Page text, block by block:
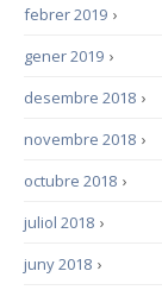
›
febrer 2019
›
gener 2019
›
desembre 2018
›
novembre 2018
›
octubre 2018
›
juliol 2018
›
juny 2018